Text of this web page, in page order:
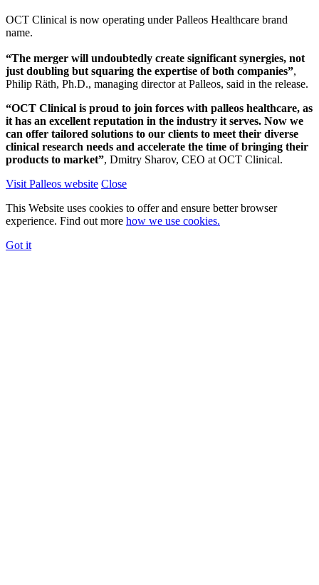
OCT Clinical is now operating under Palleos Healthcare brand
name.
“The merger will undoubtedly create significant synergies, not
just doubling but squaring the expertise of both companies”,
Philip Räth, Ph.D., managing director at Palleos, said in the release.
“OCT Clinical is proud to join forces with palleos healthcare, as
it has an excellent reputation in the industry it serves. Now we
can offer tailored solutions to our clients to meet their diverse
clinical research needs and accelerate the time of bringing their
products to market”, Dmitry Sharov, CEO at OCT Clinical.
Visit Palleos website Close
This Website uses cookies to offer and ensure better browser
experience. Find out more how we use cookies.
Got it